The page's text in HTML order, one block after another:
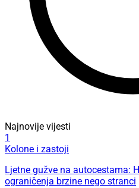
Najnovije vijesti
1
Kolone i zastoji
Ljetne gužve na autocestama:
ograničenja brzine nego stranci